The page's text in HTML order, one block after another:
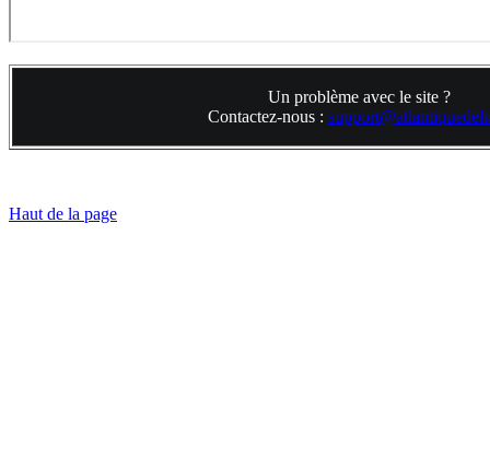
Un problème avec le site ?
Contactez-nous :
Haut de la page